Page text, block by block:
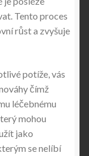
Tento proces
růst a zvyšuje
potíže, vás
čímž
léčebnému
mohou
jako
se nelíbí